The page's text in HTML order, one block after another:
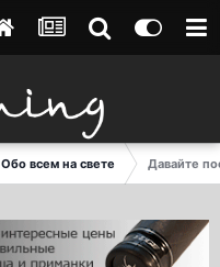
Обо всем на свете Давайте